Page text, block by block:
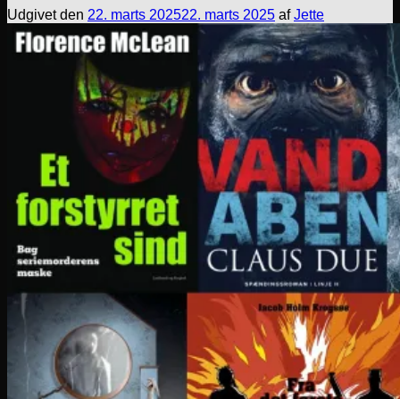
Udgivet den 22. marts 202522. marts 2025 afJette